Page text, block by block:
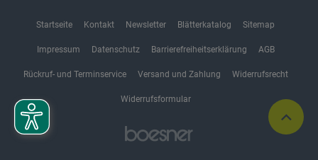
Startseite Kontakt Newsletter Blätterkatalog Sitemap
Impressum Datenschutz Barrierefreiheitserklärung AGB
Rückruf- und Terminservice Versand und Zahlung Widerrufsrecht
Widerrufsformular